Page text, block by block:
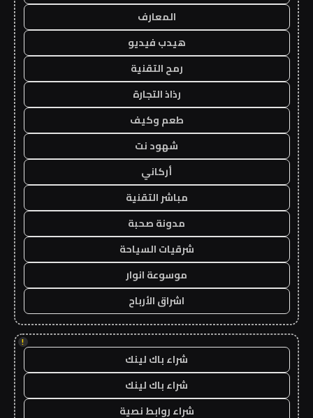
المعارف
هيدب فيديو
رمح التقنية
رذاذ التجارة
طعم وكيف
شهود نت
أركاني
مباشر التقنية
مدونة صحبة
شرقيات السياحة
موسوعة انوار
اشراق الأرباح
!
شراء باك لينك
شراء باك لينك
شراء روابط نصية